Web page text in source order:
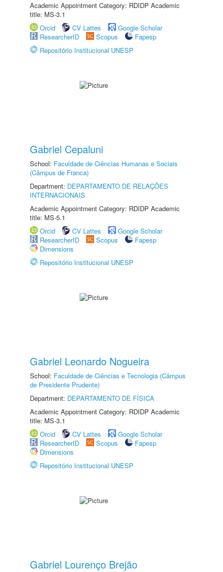
Academic Appointment Category: RDIDP Academic
title: MS-3.1
Orcid
CV Lattes
Google Scholar
ResearcherID
Scopus
Fapesp
Repositório Institucional UNESP
Gabriel Cepaluni
School: Faculdade de Ciências Humanas e Sociais
(Câmpus de Franca)
Department: DEPARTAMENTO DE RELAÇÕES
INTERNACIONAIS
Academic Appointment Category: RDIDP Academic
title: MS-5.1
Orcid
CV Lattes
Google Scholar
ResearcherID
Scopus
Fapesp
Dimensions
Repositório Institucional UNESP
Gabriel Leonardo Nogueira
School: Faculdade de Ciências e Tecnologia (Câmpus
de Presidente Prudente)
Department: DEPARTAMENTO DE FÍSICA
Academic Appointment Category: RDIDP Academic
title: MS-3.1
Orcid
CV Lattes
Google Scholar
ResearcherID
Scopus
Fapesp
Dimensions
Repositório Institucional UNESP
Gabriel Lourenço Brejão